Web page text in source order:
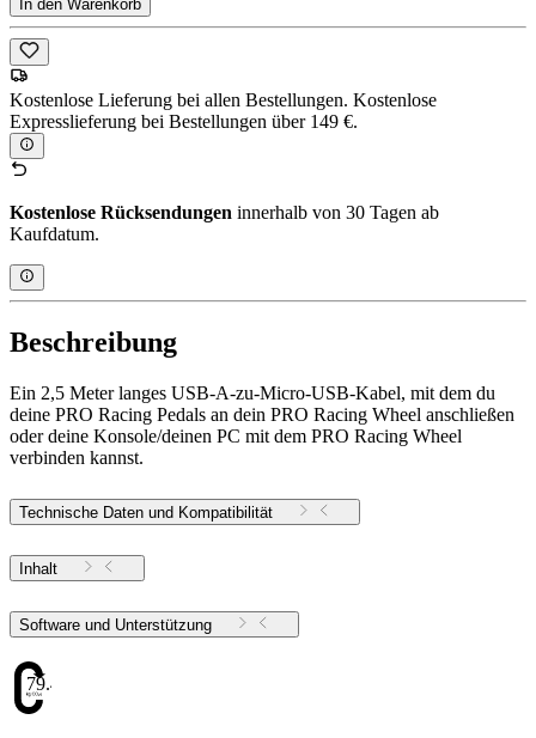
In den Warenkorb
Kostenlose Lieferung bei allen Bestellungen. Kostenlose
Expresslieferung bei Bestellungen über 149 €.
Kostenlose Rücksendungen innerhalb von 30 Tagen ab
Kaufdatum.
Beschreibung
Ein 2,5 Meter langes USB-A-zu-Micro-USB-Kabel, mit dem du
deine PRO Racing Pedals an dein PRO Racing Wheel anschließen
oder deine Konsole/deinen PC mit dem PRO Racing Wheel
verbinden kannst.
Technische Daten und Kompatibilität
Inhalt
Software und Unterstützung
79.48